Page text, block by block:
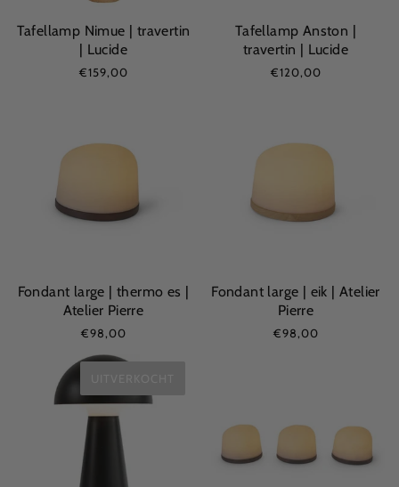
Tafellamp Nimue | travertin
| Lucide
€159,00
Tafellamp Anston |
travertin | Lucide
€120,00
Fondant large | thermo es |
Atelier Pierre
€98,00
Fondant large | eik | Atelier
Pierre
€98,00